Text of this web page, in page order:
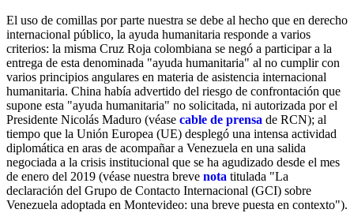
El uso de comillas por parte nuestra se debe al hecho que en derecho
internacional público, la ayuda humanitaria responde a varios
criterios: la misma Cruz Roja colombiana se negó a participar a la
entrega de esta denominada "ayuda humanitaria" al no cumplir con
varios principios angulares en materia de asistencia internacional
humanitaria. China había advertido del riesgo de confrontación que
supone esta "ayuda humanitaria" no solicitada, ni autorizada por el
Presidente Nicolás Maduro (véase cable de prensa de RCN); al
tiempo que la Unión Europea (UE) desplegó una intensa actividad
diplomática en aras de acompañar a Venezuela en una salida
negociada a la crisis institucional que se ha agudizado desde el mes
de enero del 2019 (véase nuestra breve nota titulada "La
declaración del Grupo de Contacto Internacional (GCI) sobre
Venezuela adoptada en Montevideo: una breve puesta en contexto").